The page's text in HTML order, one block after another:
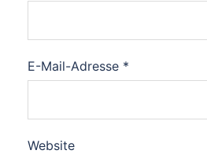
E-Mail-Adresse *
Website